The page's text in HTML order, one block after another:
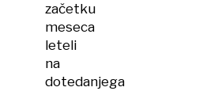
začetku
meseca
leteli
na
dotedanjega